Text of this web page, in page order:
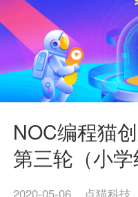
NOC编程猫
第三轮（小